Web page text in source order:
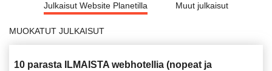
Julkaisut Website Planetilla Muut julkaisut
MUOKATUT JULKAISUT
10 parasta ILMAISTA webhotellia (nopeat ja